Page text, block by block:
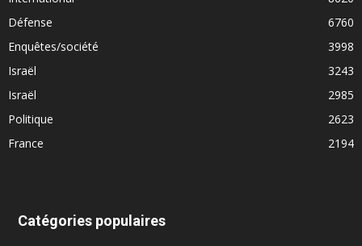
Défense
6760
Enquêtes/société
3998
Israël
3243
Israël
2985
Politique
2623
France
2194
Catégories populaires